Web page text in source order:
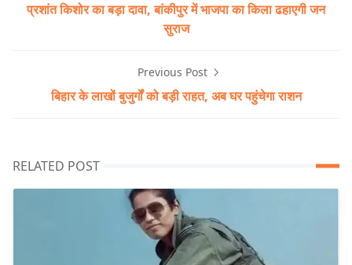
प्रशांत किशोर का बड़ा दावा, बांकीपुर में भाजपा का किला ढहाएगी जन
सुराज
Previous Post
बिहार के लाखों बुजुर्गों को बड़ी राहत, अब घर पहुंचेगा राशन
RELATED POST